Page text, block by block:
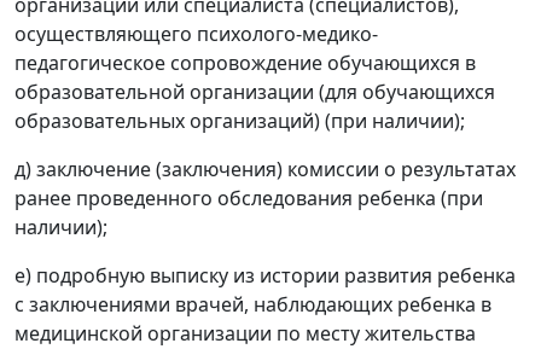
организации или специалиста (специалистов),
осуществляющего психолого-медико-
педагогическое сопровождение обучающихся в
образовательной организации (для обучающихся
образовательных организаций) (при наличии);
д) заключение (заключения) комиссии о результатах
ранее проведенного обследования ребенка (при
наличии);
е) подробную выписку из истории развития ребенка
с заключениями врачей, наблюдающих ребенка в
медицинской организации по месту жительства